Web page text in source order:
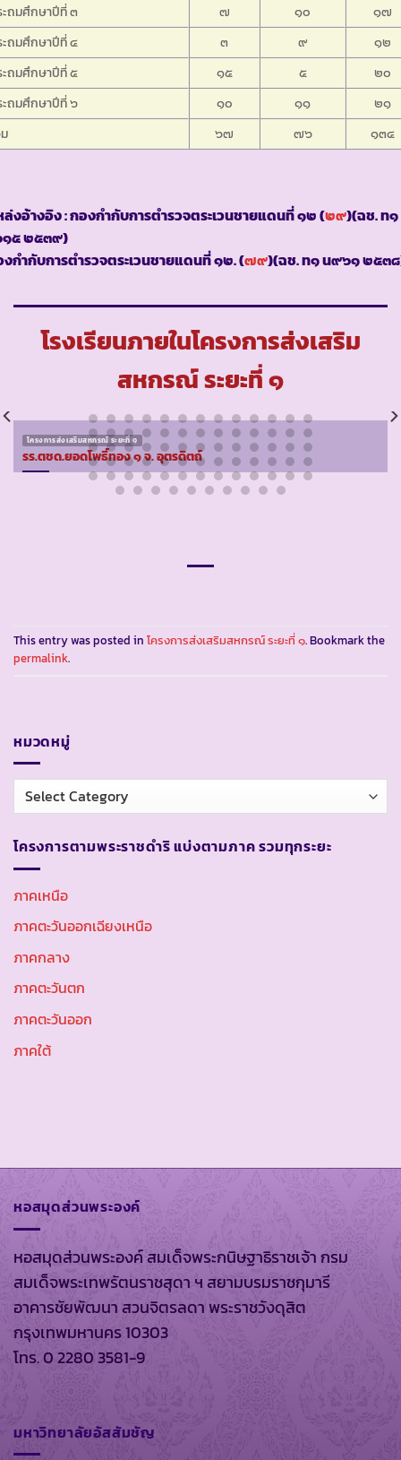
ถมศึกษาปีที่ ๓
๗ ๑๐
๑๗
ถมศึกษาปีที่ ๔
๓ ๙
๑๒
ถมศึกษาปีที่ ๕
๑๕ ๕
๒๐
ถมศึกษาปีที่ ๖
๑๐ ๑๑
๒๑
๖๗ ๗๖ ๑๓๔
งอ้างอิง : กองกำกับการตำรวจตระเวนชายแดนที่ ๑๒ (๒๙)(ฉช. ท๑
๑๕ ๒๕๓๙)
กำกับการตำรวจตระเวนชายแดนที่ ๑๒. (๗๙)(ฉช. ท๑ น๙๖๑ ๒๕๓
โรงเรียนภายในโครงการส่งเสริม
สหกรณ์ ระยะที่ ๑
โครงการส่งเสริมสหกรณ์ ระยะที่ ๑
รร.ตชด.ยอดโพธิ์ทอง ๑ จ. อุตรดิตถ์
This entry was posted in โครงการส่งเสริมสหกรณ์ ระยะที่ ๑. Bookmark the
permalink.
หมวดหมู่
หมวด
หมู่
โครงการตามพระราชดำริ แบ่งตามภาค รวมทุกระยะ
ภาคเหนือ
ภาคตะวันออกเฉียงเหนือ
ภาคกลาง
ภาคตะวันตก
ภาคตะวันออก
ภาคใต้
หอสมุดส่วนพระองค์
หอสมุดส่วนพระองค์ สมเด็จพระกนิษฐาธิราชเจ้า กรม
สมเด็จพระเทพรัตนราชสุดา ฯ สยามบรมราชกุมารี
อาคารชัยพัฒนา สวนจิตรลดา พระราชวังดุสิต
กรุงเทพมหานคร 10303
โทร. 0 2280 3581-9
มหาวิทยาลัยอัสสัมชัญ